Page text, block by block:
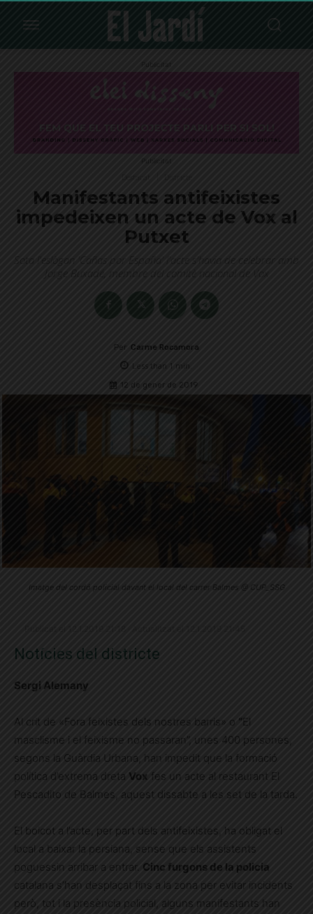
Publicitat
Publicitat
Manifestants antifeixistes
impedeixen un acte de Vox al
Putxet
Sota l'eslògan 'Cañas por España' l'acte s'havia de celebrar amb
Jorge Buxadé, membre del comitè nacional de Vox
Per Carme Rocamora
Less than 1 min.
12 de gener de 2019
Imatge del cordó policial davant el local del carrer Balmes @ CUP_SSG
Notícies del districte
Sergi Alemany
Al crit de «Fora feixistes dels nostres barris» o “El
masclisme i el feixisme no passaran”, unes 400 persones,
segons la Guàrdia Urbana, han impedit que la formació
política d’extrema dreta Vox fes un acte al restaurant El
Pescadito de Balmes, aquest dissabte a les set de la tarda.
El boicot a l’acte, per part dels antifeixistes, ha obligat el
local a baixar la persiana, sense que els assistents
poguessin arribar a entrar. Cinc furgons de la policia
catalana s’han desplaçat fins a la zona per evitar incidents
però, tot i la presència policial, alguns manifestants han